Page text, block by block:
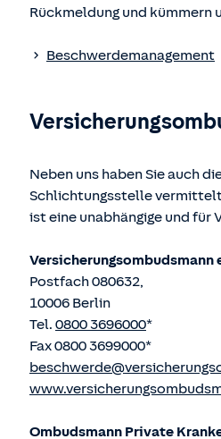
www.gesetze-im-internet.de
Rückmeldung und kümmern
Beschwerdemanagement
Neben uns haben Sie auch
Schlichtungsstelle vermittelt
ist eine unabhängige und
Versicherungsombudsmann
Postfach 080632,
10006 Berlin
Tel. 0800 3696000*
Fax 0800 3699000*
Ombudsmann Private